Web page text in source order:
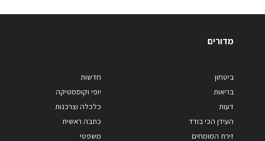
מדורים
ביטחון
בריאות
דעות
העידן הכי בודד
זירת המומחים
חדשות
יופי וקוסמטיקה
כלכלה וצרכנות
כתבה ראשית
משפטי